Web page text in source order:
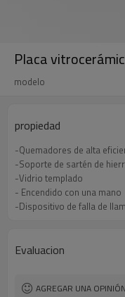
Placa
modelo
propiedad
-Quemadores de alta
-Soporte de sartén de
-Vidrio templado
- Encendido con una mano
-Dispositivo de falla de
Evaluacion
AGREGAR UNA OPINIÓN